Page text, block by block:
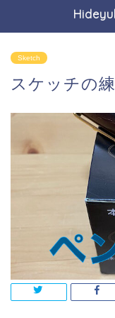
Sketch
スケッチの